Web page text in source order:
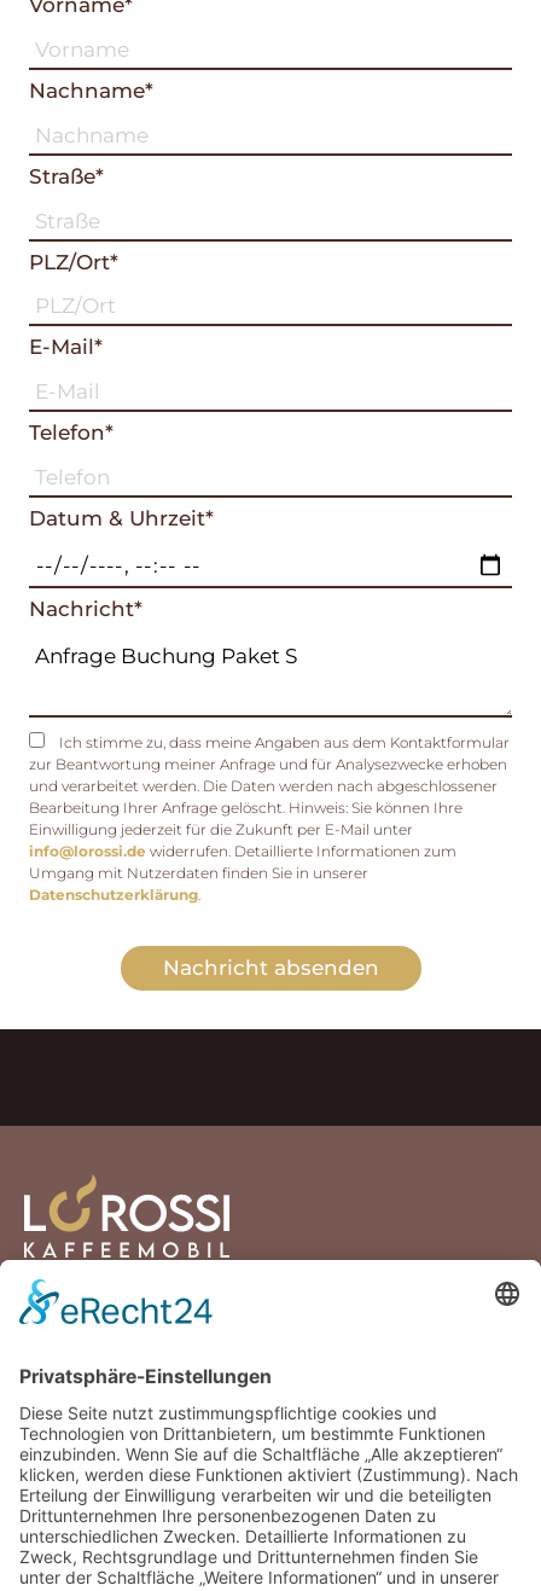
Vorname*
Nachname*
Straße*
PLZ/Ort*
E-Mail*
Telefon*
Datum & Uhrzeit*
Nachricht*
Ich stimme zu, dass meine Angaben aus dem Kontaktformular
zur Beantwortung meiner Anfrage und für Analysezwecke erhoben
und verarbeitet werden. Die Daten werden nach abgeschlossener
Bearbeitung Ihrer Anfrage gelöscht. Hinweis: Sie können Ihre
Einwilligung jederzeit für die Zukunft per E-Mail unter
info@lorossi.de widerrufen. Detaillierte Informationen zum
Umgang mit Nutzerdaten finden Sie in unserer
Datenschutzerklärung.
Nachricht absenden
Lortzingstraße 2
Deutschland
+49 176 30432894
info@lorossi.de
FacebookInstagram